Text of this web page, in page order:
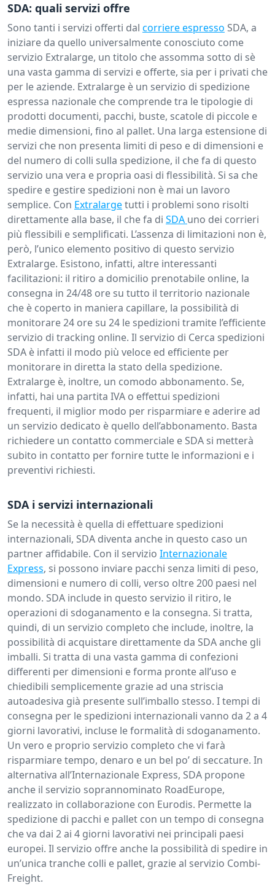
SDA: quali servizi offre
Sono tanti i servizi offerti dal corriere espresso SDA, a
iniziare da quello universalmente conosciuto come
servizio Extralarge, un titolo che assomma sotto di sè
una vasta gamma di servizi e offerte, sia per i privati che
per le aziende. Extralarge è un servizio di spedizione
espressa nazionale che comprende tra le tipologie di
prodotti documenti, pacchi, buste, scatole di piccole e
medie dimensioni, fino al pallet. Una larga estensione di
servizi che non presenta limiti di peso e di dimensioni e
del numero di colli sulla spedizione, il che fa di questo
servizio una vera e propria oasi di flessibilità. Si sa che
spedire e gestire spedizioni non è mai un lavoro
semplice. Con Extralargetutti i problemi sono risolti
direttamente alla base, il che fa di SDA uno dei corrieri
più flessibili e semplificati. L’assenza di limitazioni non è,
però, l’unico elemento positivo di questo servizio
Extralarge. Esistono, infatti, altre interessanti
facilitazioni: il ritiro a domicilio prenotabile online, la
consegna in 24/48 ore su tutto il territorio nazionale
che è coperto in maniera capillare, la possibilità di
monitorare 24 ore su 24 le spedizioni tramite l’efficiente
servizio di tracking online. Il servizio di Cerca spedizioni
SDA è infatti il modo più veloce ed efficiente per
monitorare in diretta la stato della spedizione.
Extralarge è, inoltre, un comodo abbonamento. Se,
infatti, hai una partita IVA o effettui spedizioni
frequenti, il miglior modo per risparmiare e aderire ad
un servizio dedicato è quello dell’abbonamento. Basta
richiedere un contatto commerciale e SDA si metterà
subito in contatto per fornire tutte le informazioni e i
preventivi richiesti.
SDA i servizi internazionali
Se la necessità è quella di effettuare spedizioni
internazionali, SDA diventa anche in questo caso un
partner affidabile. Con il servizio Internazionale
Express, si possono inviare pacchi senza limiti di peso,
dimensioni e numero di colli, verso oltre 200 paesi nel
mondo. SDA include in questo servizio il ritiro, le
operazioni di sdoganamento e la consegna. Si tratta,
quindi, di un servizio completo che include, inoltre, la
possibilità di acquistare direttamente da SDA anche gli
imballi. Si tratta di una vasta gamma di confezioni
differenti per dimensioni e forma pronte all’uso e
chiedibili semplicemente grazie ad una striscia
autoadesiva già presente sull’imballo stesso. I tempi di
consegna per le spedizioni internazionali vanno da 2 a 4
giorni lavorativi, incluse le formalità di sdoganamento.
Un vero e proprio servizio completo che vi farà
risparmiare tempo, denaro e un bel po’ di seccature. In
alternativa all’Internazionale Express, SDA propone
anche il servizio soprannominato RoadEurope,
realizzato in collaborazione con Eurodis. Permette la
spedizione di pacchi e pallet con un tempo di consegna
che va dai 2 ai 4 giorni lavorativi nei principali paesi
europei. Il servizio offre anche la possibilità di spedire in
un’unica tranche colli e pallet, grazie al servizio Combi-
Freight.